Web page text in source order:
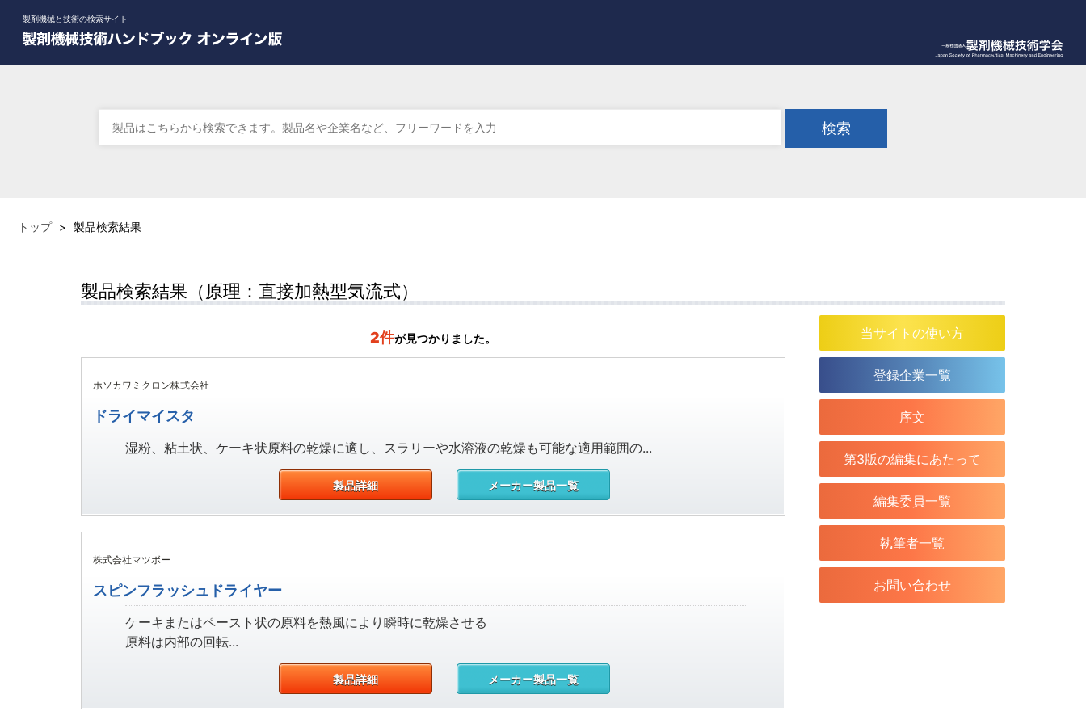
製剤機械と技術の検索サイト
検索
トップ > 製品検索結果
製品検索結果（原理：直接加熱型気流式）
2件が見つかりました。
ホソカワミクロン株式会社
ドライマイスタ
湿粉、粘土状、ケーキ状原料の乾燥に適し、スラリーや水溶液の乾燥も可能な適用範囲の...
製品詳細 メーカー製品一覧
株式会社マツボー
スピンフラッシュドライヤー
ケーキまたはペースト状の原料を熱風により瞬時に乾燥させる
原料は内部の回転...
製品詳細 メーカー製品一覧
当サイトの使い方
登録企業一覧
序文
第3版の編集にあたって
編集委員一覧
執筆者一覧
お問い合わせ